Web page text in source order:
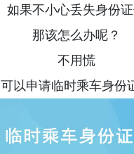
如果不小心丢失身份
那该怎么办呢？
不用慌
可以申请临时乘车身份